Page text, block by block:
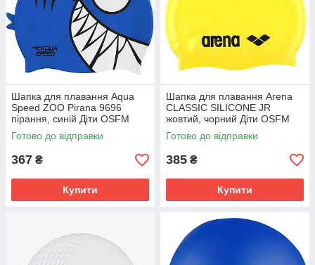
Шапка для плавання Aqua
Speed ZOO Pirana 9696
пірання, синій Діти OSFM
246-01
Готово до відправки
367 ₴
Купити
Шапка для плавання Arena
CLASSIC SILICONE JR
жовтий, чорний Діти OSFM
91670-035
Готово до відправки
385 ₴
Купити